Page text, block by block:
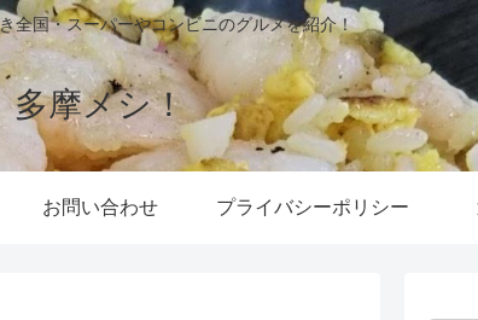
全国・スーパーやコンビニのグルメを紹介！
多摩メシ！
お問い合わせ プライバシーポリシー